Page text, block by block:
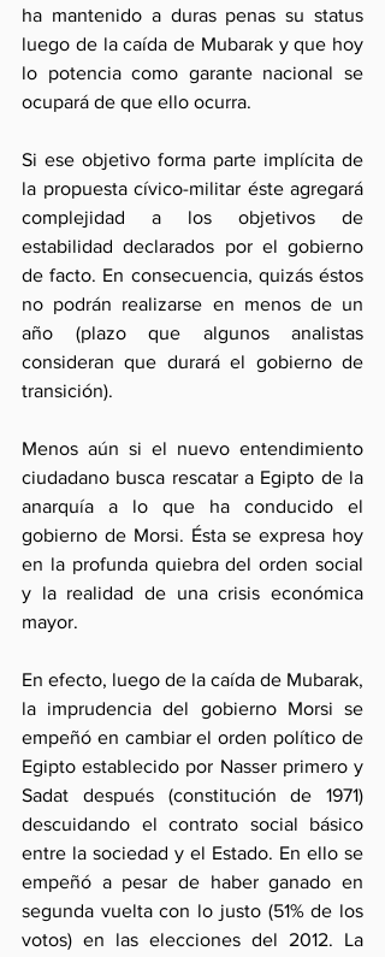
ha mantenido a duras penas su status
luego de la caída de Mubarak y que hoy
lo potencia como garante nacional se
ocupará de que ello ocurra.
Si ese objetivo forma parte implícita de
la propuesta cívico-militar éste agregará
complejidad a los objetivos de
estabilidad declarados por el gobierno
de facto. En consecuencia, quizás éstos
no podrán realizarse en menos de un
año (plazo que algunos analistas
consideran que durará el gobierno de
transición).
Menos aún si el nuevo entendimiento
ciudadano busca rescatar a Egipto de la
anarquía a lo que ha conducido el
gobierno de Morsi. Ésta se expresa hoy
en la profunda quiebra del orden social
y la realidad de una crisis económica
mayor.
En efecto, luego de la caída de Mubarak,
la imprudencia del gobierno Morsi se
empeñó en cambiar el orden político de
Egipto establecido por Nasser primero y
Sadat después (constitución de 1971)
descuidando el contrato social básico
entre la sociedad y el Estado. En ello se
empeñó a pesar de haber ganado en
segunda vuelta con lo justo (51% de los
votos) en las elecciones del 2012. La